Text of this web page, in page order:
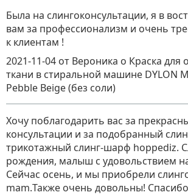
Была на слингоконсультации, я в
вам за профессионализм и очень
к клиентам !
2021-11-04 от Вероника о Краска для
ткани в стиральной машине DYLON
Pebble Beige (без соли)
Хочу поблагодарить вас за
консультации и за подобранный
трикотажный слинг-шарф hoppediz.
рождения, малыш с удовольствием
Сейчас осень, и мы приобрели
mam.Также очень довольны!